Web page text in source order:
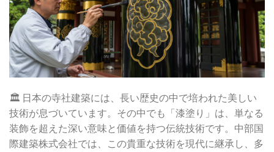
🏛️ 日本の寺社建築には、長い歴史の中で培われた美しい
技術が息づいています。その中でも「漆塗り」は、単なる
装飾を超えた深い意味と価値を持つ伝統技術です。中部国
際建築株式会社では、この貴重な技術を現代に継承し、多